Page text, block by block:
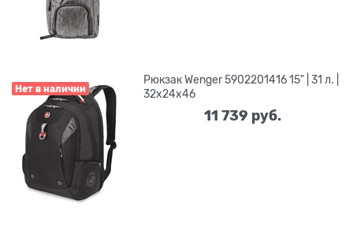
Нет в наличии
Рюкзак Wenger 5902201416 15" | 31 л. |
32x24x46
11 739 руб.